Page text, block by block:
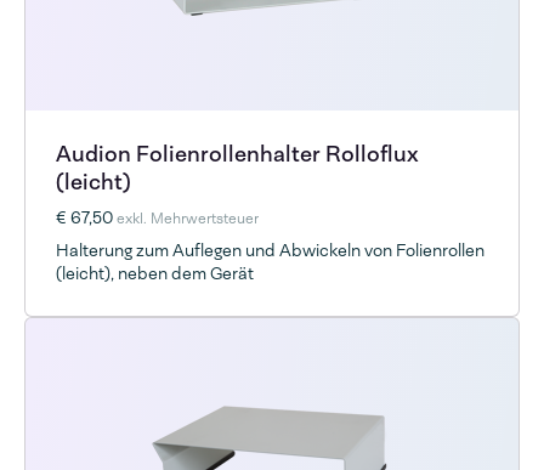
Audion Folienrollenhalter Rolloflux
(leicht)
€ 67,50exkl. Mehrwertsteuer
Halterung zum Auflegen und Abwickeln von Folienrollen
(leicht), neben dem Gerät